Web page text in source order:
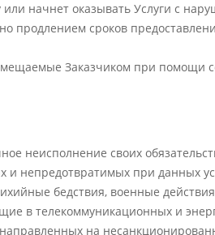
начнет оказывать Услуги с
сроков
Заказчиком при помощи
неисполнение своих
непредотвратимых при данных
бедствия, военные
в телекоммуникационных и
на